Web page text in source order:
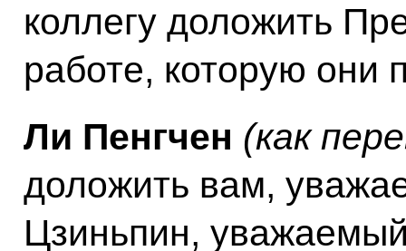
коллегу доложить
работе, которую они
Ли Пенгчен (как
доложить вам,
Цзиньпин,